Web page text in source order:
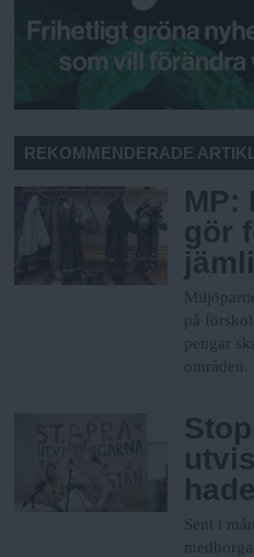
REKOMMENDERADE
MP:
gör
på
pengar
områden.
Sent i